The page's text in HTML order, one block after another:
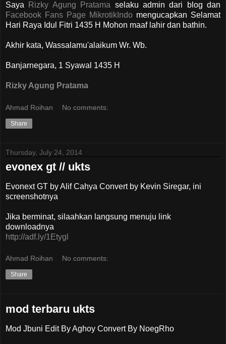
Saya Rizky Agung Pratama selaku admin dari blog dan
Facebook Fans Page MikrotikIndo mengucapkan Selamat
Hari Raya Idul Fitri 1435 H Mohon maaf lahir dan bathin.
Akhir kata, Wassalamu'alaikum Wr. Wb.
Banjarnegara, 1 Syawal 1435 H
Rizky Agung Pratama
Ahmad Roihan No comments:
Share
Thursday, July 24, 2014
evonex gt // ukts
Evonext GT by Alif Cahya Convert by Kevin Siregar, ini
screenshotnya
Jika berminat, silaahkan langsung menuju link
downloadnya
http://adf.ly/1Etygl
Ahmad Roihan No comments:
Share
mod terbaru ukts
Mod Jbuni Edit By Aghoy Convert By NoegRho